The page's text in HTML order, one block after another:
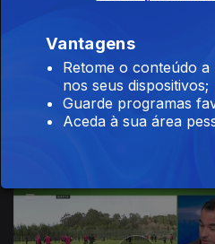
Vantagens
Retome o conteúdo
nos seus dispositivos;
Guarde programas
Aceda à sua área